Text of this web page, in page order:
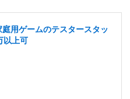
用ゲームのテスタースタッ
以上可